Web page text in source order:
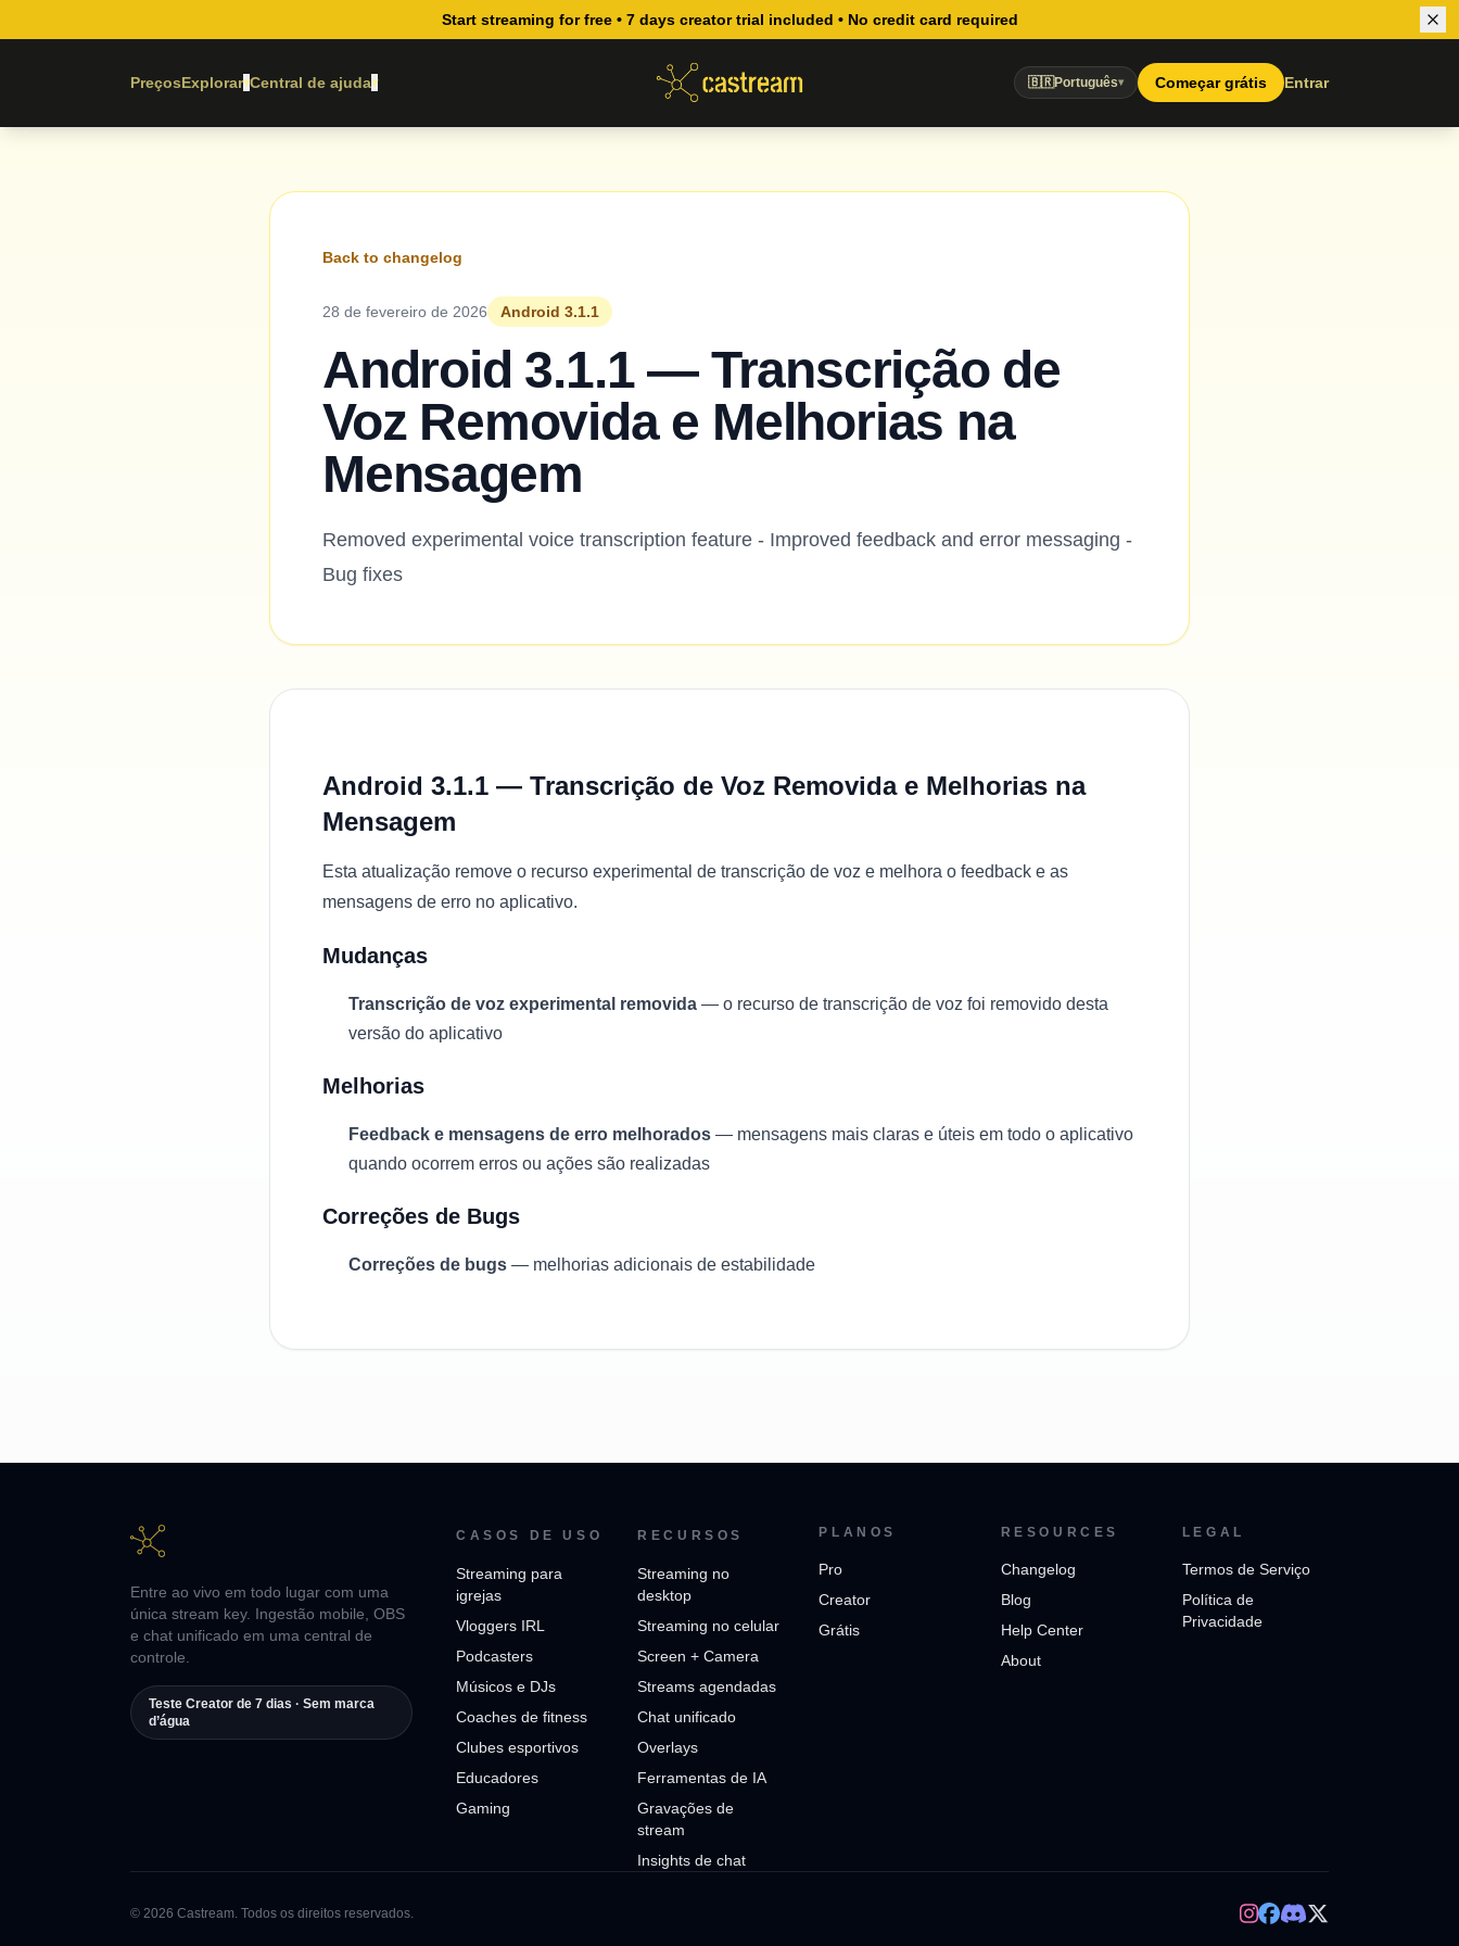
Start streaming for free • 7 days creator trial included • No credit card required
PreçosExplorar▾Central de ajuda▾ 🇧🇷Português▾ Começar grátis Entrar
Back to changelog
28 de fevereiro de 2026 Android 3.1.1
Android 3.1.1 — Transcrição de
Voz Removida e Melhorias na
Mensagem
Removed experimental voice transcription feature - Improved feedback and error messaging -
Bug fixes
Android 3.1.1 — Transcrição de Voz Removida e Melhorias na
Mensagem
Esta atualização remove o recurso experimental de transcrição de voz e melhora o feedback e as
mensagens de erro no aplicativo.
Mudanças
Transcrição de voz experimental removida — o recurso de transcrição de voz foi removido desta
versão do aplicativo
Melhorias
Feedback e mensagens de erro melhorados — mensagens mais claras e úteis em todo o aplicativo
quando ocorrem erros ou ações são realizadas
Correções de Bugs
Correções de bugs — melhorias adicionais de estabilidade
Entre ao vivo em todo lugar com uma
única stream key. Ingestão mobile, OBS
e chat unificado em uma central de
controle.
Teste Creator de 7 dias · Sem marca
d’água
CASOS DE USO
Streaming para
igrejas
Vloggers IRL
Podcasters
Músicos e DJs
Coaches de fitness
Clubes esportivos
Educadores
Gaming
RECURSOS
Streaming no
desktop
Streaming no celular
Screen + Camera
Streams agendadas
Chat unificado
Overlays
Ferramentas de IA
Gravações de
stream
Insights de chat
PLANOS
Pro
Creator
Grátis
RESOURCES
Changelog
Blog
Help Center
About
LEGAL
Termos de Serviço
Política de
Privacidade
© 2026 Castream. Todos os direitos reservados.